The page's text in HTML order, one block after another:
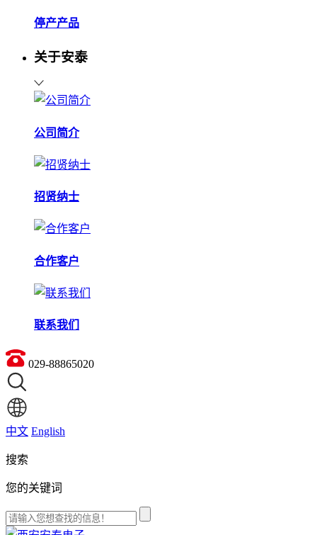
停产产品
关于安泰
公司简介
招贤纳士
合作客户
联系我们
029-88865020
中文 English
搜索
您的关键词